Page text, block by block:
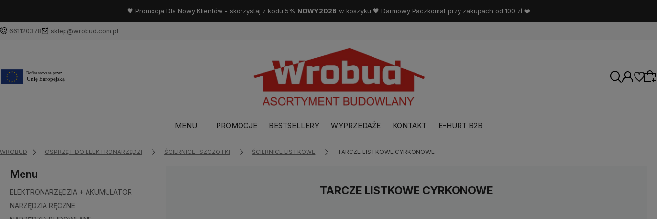
🖤 Promocja Dla Nowy Klientów - skorzystaj z kodu 5% NOWY2026 w koszyku 🖤 Darmowy Paczkomat przy zakupach od 100 zł ❤️
661120378 sklep@wrobud.com.pl
MENU PROMOCJE BESTSELLERY WYPRZEDAŻE KONTAKT E-HURT B2B
WROBUD OSPRZĘT DO ELEKTRONARZĘDZI ŚCIERNICE I SZCZOTKI ŚCIERNICE LISTKOWE TARCZE LISTKOWE CYRKONOWE
Menu
ELEKTRONARZĘDZIA + AKUMULATOR
NARZĘDZIA RĘCZNE
TARCZE LISTKOWE CYRKONOWE